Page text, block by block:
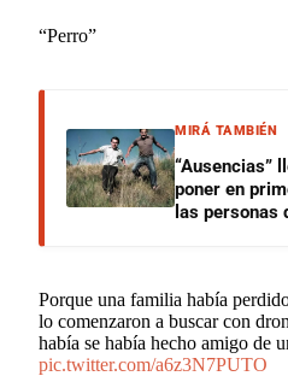
“Perro”
MIRÁ TAMBIÉN
“Ausencias”
poner en
las personas
Porque una familia había
lo comenzaron a buscar con
había se había hecho amigo de
pic.twitter.com/a6z3N7PUTO